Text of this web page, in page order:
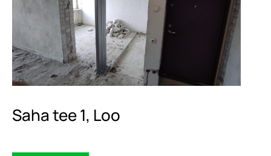
Saha tee 1, Loo